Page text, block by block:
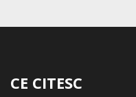
CE CITESC